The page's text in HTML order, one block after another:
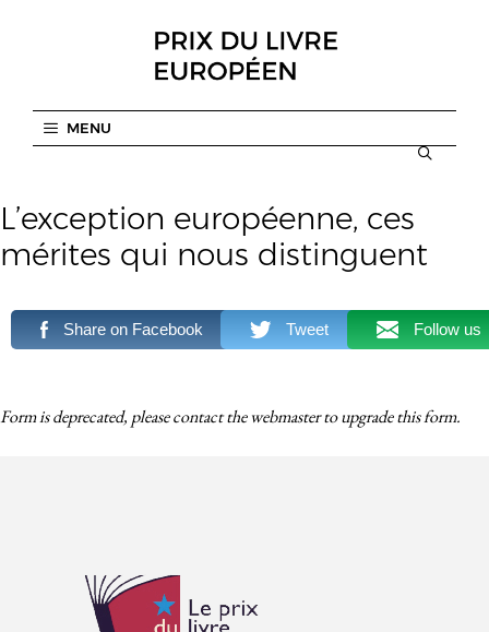
MENU
L’exception européenne, ces
mérites qui nous distinguent
Share on Facebook Tweet Follow us
Form is deprecated, please contact the webmaster toupgradethis form.